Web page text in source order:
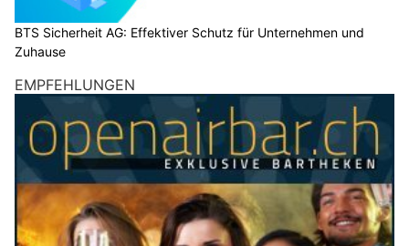
BTS Sicherheit AG: Effektiver Schutz für Unternehmen und
Zuhause
EMPFEHLUNGEN